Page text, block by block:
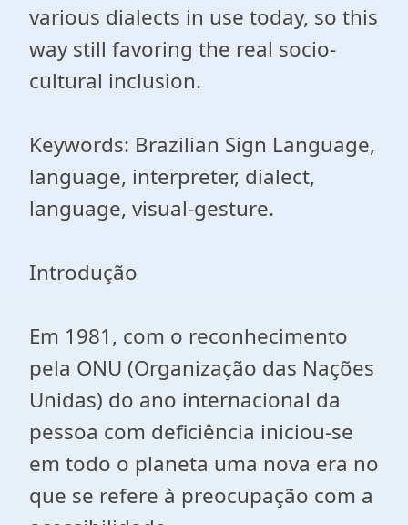
various dialects in use today, so this
way still favoring the real socio-
cultural inclusion.
Keywords: Brazilian Sign Language,
language, interpreter, dialect,
language, visual-gesture.
Introdução
Em 1981, com o reconhecimento
pela ONU (Organização das Nações
Unidas) do ano internacional da
pessoa com deficiência iniciou-se
em todo o planeta uma nova era no
que se refere à preocupação com a